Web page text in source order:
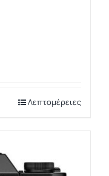
Λεπτομέρειες